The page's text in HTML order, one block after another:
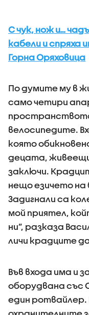
С чук, нож и…
кабели и спряха
Горна Оряховица
По думите му в
само четири
велосипедите.
която
децата,
заключи.
нещо езичето
Задигнали са
мой приятел,
ни”, разказа
личи крадците
Във входа има и
оборудвана със
един